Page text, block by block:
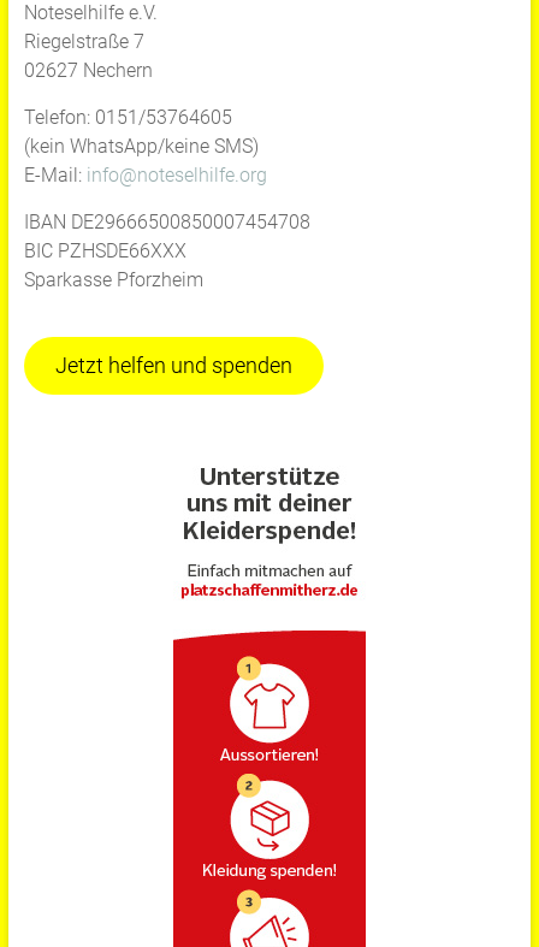
Noteselhilfe e.V.
Riegelstraße 7
02627 Nechern
Telefon: 0151/53764605
(kein WhatsApp/keine SMS)
E-Mail: info@noteselhilfe.org
IBAN DE29666500850007454708
BIC PZHSDE66XXX
Sparkasse Pforzheim
Jetzt helfen und spenden